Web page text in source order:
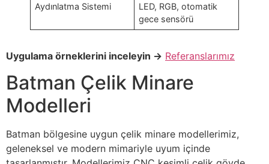
Aydınlatma Sistemi
LED, RGB, otomatik
gece sensörü
Uygulama örneklerini inceleyin → Referanslarımız
Batman Çelik Minare
Modelleri
Batman bölgesine uygun çelik minare modellerimiz,
geleneksel ve modern mimariyle uyum içinde